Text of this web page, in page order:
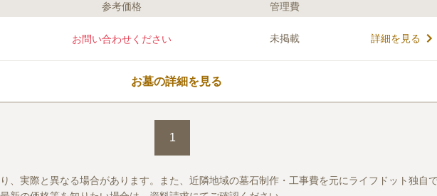
口コミ評価
参考価格 管理費
お問い合わせください 未掲載 詳細を見る
お墓の詳細を見る
1
、実際と異なる場合があります。また、近隣地域の墓石制作・工事費を元にライフドット独自